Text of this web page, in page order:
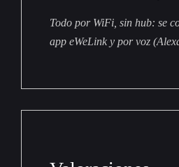
Todo por WiFi, sin hub: se
app eWeLink y por voz